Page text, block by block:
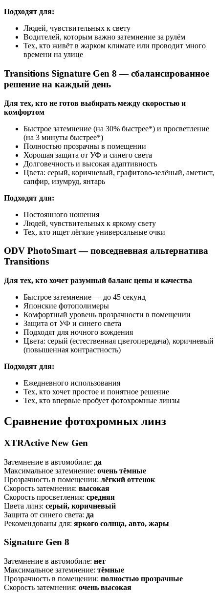
Подходят для:
Людей, чувствительных к свету
Водителей, которым важно затемнение за рулём
Тех, кто живёт в жарком климате или проводит много
времени на улице
Transitions Signature Gen 8 — сбалансированное
решение на каждый день
Для тех, кто не готов выбирать между скоростью и
комфортом
Быстрое затемнение (на 30% быстрее*) и просветление
(на 3 минуты быстрее*)
Полностью прозрачны в помещении
Хорошая защита от УФ и синего света
Долговечность и высокая адаптивность
Цвета: серый, коричневый, графитово-зелёный, аметист,
сапфир, изумруд, янтарь
Подходят для:
Постоянного ношения
Людей, чувствительных к яркому свету
Тех, кто ищет лёгкие универсальные очки
ODV PhotoSmart— повседневная альтернатива
Transitions
Для тех, кто хочет разумный баланс цены и качества
Быстрое затемнение — до 45 секунд
Японские фотополимеры
Комфортный уровень прозрачности в помещении
Защита от УФ и синего света
Подходят для ночного вождения
Цвета: серый (естественная цветопередача), коричневый
(повышенная контрастность)
Подходят для:
Ежедневного использования
Тех, кто хочет простое и понятное решение
Тех, кто впервые пробует фотохромные линзы
Сравнение фотохромных линз
XTRActive New Gen
Затемнение в автомобиле: да
Максимальное затемнение: очень тёмные
Прозрачность в помещении: лёгкий оттенок
Скорость затемнения: высокая
Скорость просветления: средняя
Цвета линз: серый, коричневый
Защита от синего света: да
Рекомендованы для: яркого солнца, авто, жары
Signature Gen 8
Затемнение в автомобиле: нет
Максимальное затемнение: тёмные
Прозрачность в помещении: полностью прозрачные
Скорость затемнения: очень высокая